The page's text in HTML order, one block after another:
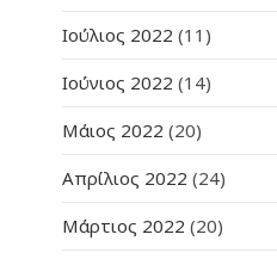
Ιούλιος 2022 (11)
Ιούνιος 2022 (14)
Μάιος 2022 (20)
Απρίλιος 2022 (24)
Μάρτιος 2022 (20)